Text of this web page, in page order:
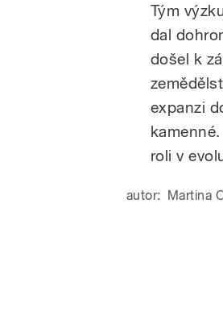
Tým
dal
došel k
expanzi
roli v
autor: Martina